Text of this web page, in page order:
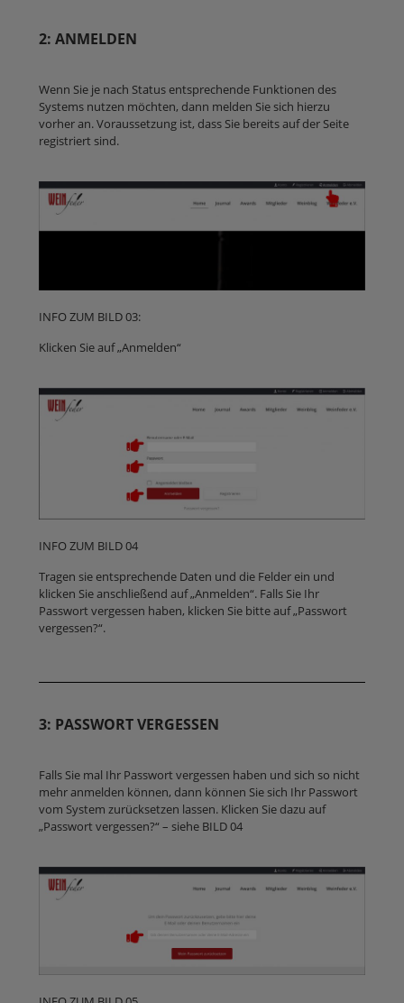
2: ANMELDEN
Wenn Sie je nach Status entsprechende Funktionen des
Systems nutzen möchten, dann melden Sie sich hierzu
vorher an. Voraussetzung ist, dass Sie bereits auf der Seite
registriert sind.
INFO ZUM BILD 03:
Klicken Sie auf „Anmelden“
INFO ZUM BILD 04
Tragen sie entsprechende Daten und die Felder ein und
klicken Sie anschließend auf „Anmelden“. Falls Sie Ihr
Passwort vergessen haben, klicken Sie bitte auf „Passwort
vergessen?“.
3: PASSWORT VERGESSEN
Falls Sie mal Ihr Passwort vergessen haben und sich so nicht
mehr anmelden können, dann können Sie sich Ihr Passwort
vom System zurücksetzen lassen. Klicken Sie dazu auf
„Passwort vergessen?“ – siehe BILD 04